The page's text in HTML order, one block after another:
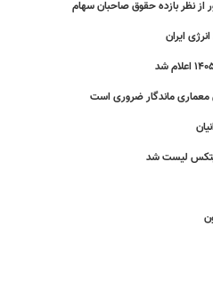
معماری ماندگار ضروری است
لیست شد